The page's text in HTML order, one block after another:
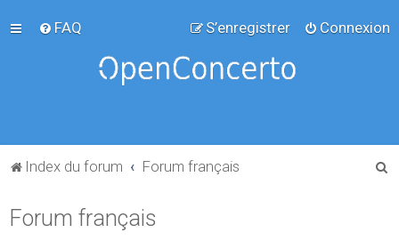
FAQ Connexion
S’enregistrer
Index du forum Forum français
Forum français